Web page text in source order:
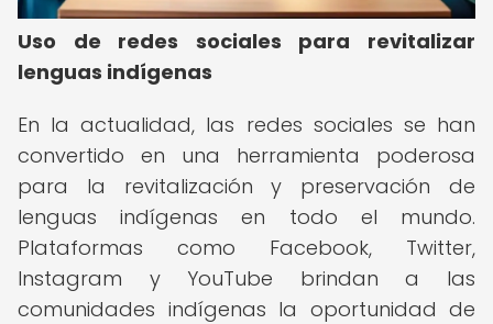
Uso de redes sociales para revitalizar
lenguas indígenas
En la actualidad, las redes sociales se han
convertido en una herramienta poderosa
para la revitalización y preservación de
lenguas indígenas en todo el mundo.
Plataformas como Facebook, Twitter,
Instagram y YouTube brindan a las
comunidades indígenas la oportunidad de